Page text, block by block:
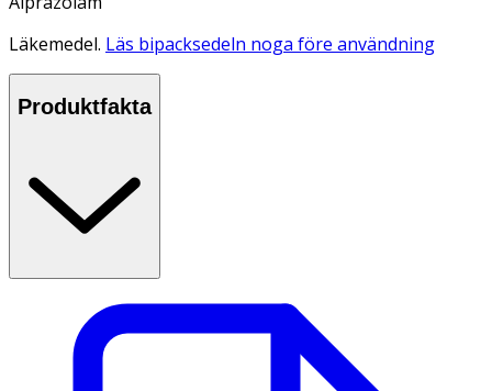
Läkemedel. Läs bipacksedeln noga före användning
Produktfakta